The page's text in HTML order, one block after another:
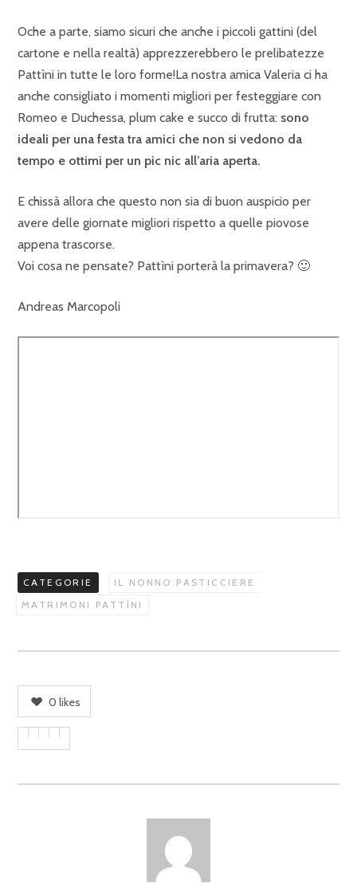
Oche a parte, siamo sicuri che anche i piccoli gattini (del
cartone e nella realtà) apprezzerebbero le prelibatezze
Pattìni in tutte le loro forme!La nostra amica Valeria ci ha
anche consigliato i momenti migliori per festeggiare con
Romeo e Duchessa, plum cake e succo di frutta: sono
ideali per una festa tra amici che non si vedono da
tempo e ottimi per un pic nic all’aria aperta.
E chissà allora che questo non sia di buon auspicio per
avere delle giornate migliori rispetto a quelle piovose
appena trascorse.
Voi cosa ne pensate? Pattìni porterà la primavera? 🙂
Andreas Marcopoli
CATEGORIE
IL NONNO PASTICCIERE
MATRIMONI PATTÌNI
0 likes